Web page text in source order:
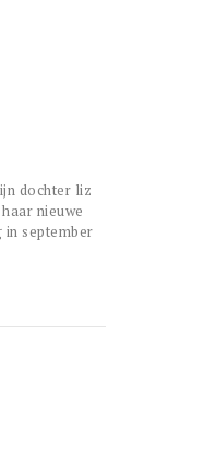
dochter liz
nieuwe
september